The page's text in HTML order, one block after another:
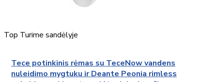
Top Turime sandėlyje
Tece potinkinis rėmas su TeceNow vandens
nuleidimo mygtuku ir Deante Peonia rimless